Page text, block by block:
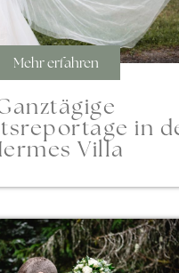
Mehr erfahren
in
Villa